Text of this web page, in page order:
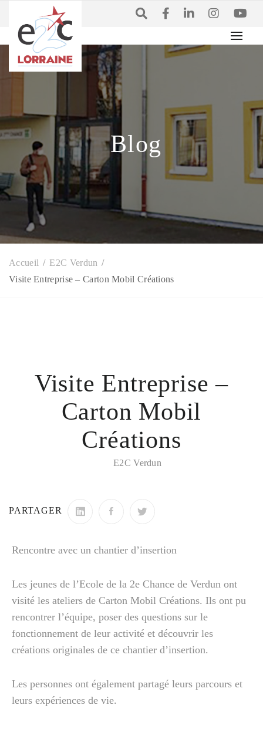
Accueil
E2C Verdun
Visite Entreprise – Carton Mobil Créations
Blog
Visite Entreprise –
Carton Mobil
Créations
E2C Verdun
PARTAGER
Rencontre avec un chantier d’insertion
Les jeunes de l’Ecole de la 2e Chance de Verdun ont
visité les ateliers de Carton Mobil Créations. Ils ont pu
rencontrer l’équipe, poser des questions sur le
fonctionnement de leur activité et découvrir les
créations originales de ce chantier d’insertion.
Les personnes ont également partagé leurs parcours et
leurs expériences de vie.